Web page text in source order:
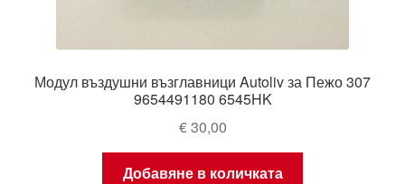
Модул въздушни възглавници Autoliv за Пежо 307
9654491180 6545HK
€30,00
Добавяне в количката